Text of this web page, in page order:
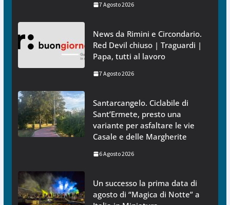
7 Agosto 2026
News da Rimini e Circondario.
Red Devil chiuso | Traguardi |
Papa, tutti al lavoro
7 Agosto 2026
Santarcangelo. Ciclabile di
Sant’Ermete, presto una
variante per asfaltare le vie
Casale e delle Margherite
6 Agosto 2026
Un successo la prima data di
agosto di “Magica di Notte” a